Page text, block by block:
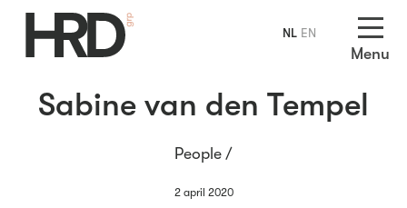
Menu
Sabine van den Tempel
People /
2 april 2020
NL EN